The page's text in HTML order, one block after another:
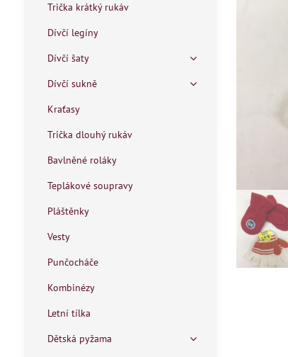
Trička krátký rukáv
Dívčí legíny
Dívčí šaty
Dívčí sukně
Kraťasy
Trička dlouhý rukáv
Bavlněné roláky
Teplákové soupravy
Pláštěnky
Vesty
Punčocháče
Kombinézy
Letní tílka
Dětská pyžama